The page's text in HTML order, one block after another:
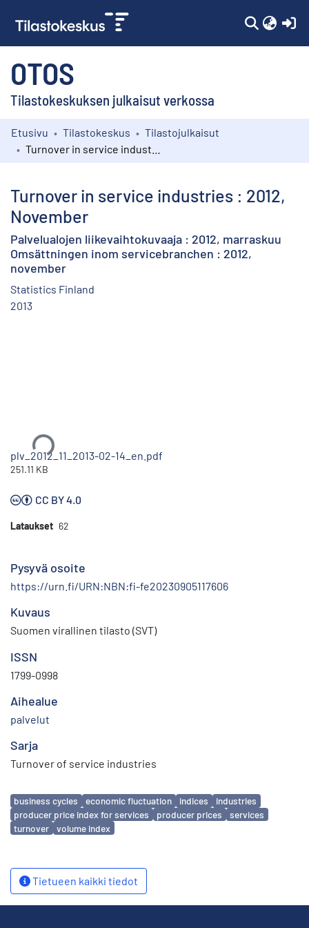
OTOS
Tilastokeskuksen julkaisut verkossa
Kokoelmat
Etusivu Tilastokeskus
Tilastojulkaisut
Turnover in service industries : 2012,
November
Palvelualojen liikevaihtokuvaaja : 2012, marraskuu
Omsättningen inom servicebranchen : 2012,
november
Statistics Finland
2013
plv_2012_11_2013-02-14_en.pdf
251.11 KB
CC BY 4.0
Lataukset 62
Pysyvä osoite
https://urn.fi/URN:NBN:fi-fe20230905117606
Kuvaus
Suomen virallinen tilasto (SVT)
ISSN
1799-0998
Aihealue
palvelut
Sarja
Turnover of service industries
Avainsanat
business cycles economic fluctuation indices
industries
producer price index for services
producer prices
services
turnover
volume index
Tietueen kaikki tiedot